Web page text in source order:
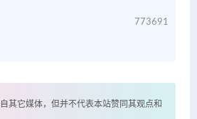
773691
其它媒体，但并不代表本站赞同其观点和